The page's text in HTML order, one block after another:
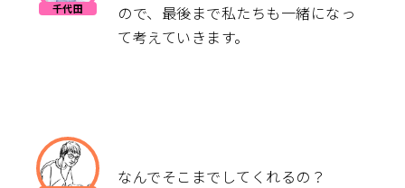
ので、最後まで私たちも一緒になっ
て考えていきます。
なんでそこまでしてくれるの？